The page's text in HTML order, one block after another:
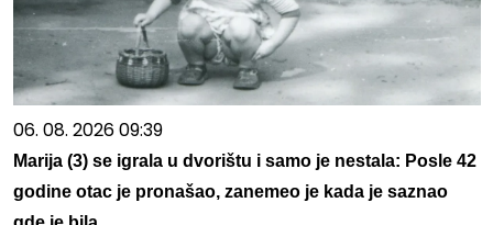
06. 08. 2026 09:39
Marija (3) se igrala u dvorištu i samo je nestala: Posle 42
godine otac je pronašao, zanemeo je kada je saznao